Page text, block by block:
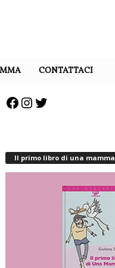
CONTATTACI
Facebook
Instagram
Twitter
Il primo libro di una mamma